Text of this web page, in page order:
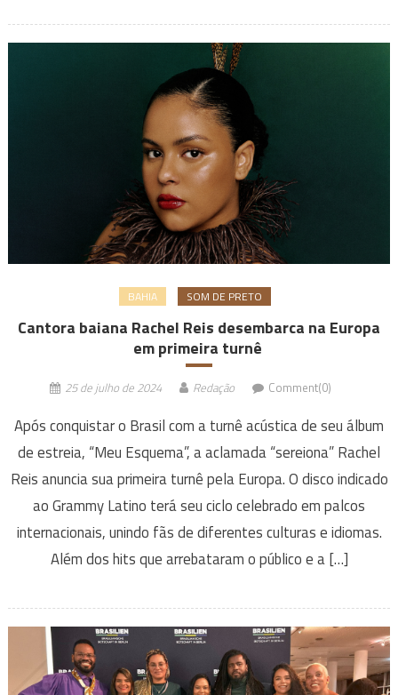
BAHIA SOM DE PRETO
Cantora baiana Rachel Reis desembarca na Europa
em primeira turnê
25 de julho de 2024 Redação Comment(0)
Após conquistar o Brasil com a turnê acústica de seu álbum
de estreia, “Meu Esquema”, a aclamada “sereiona” Rachel
Reis anuncia sua primeira turnê pela Europa. O disco indicado
ao Grammy Latino terá seu ciclo celebrado em palcos
internacionais, unindo fãs de diferentes culturas e idiomas.
Além dos hits que arrebataram o público e a […]